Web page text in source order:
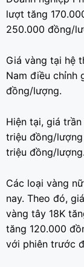
lượt tăng
250.000 đồng/
Giá vàng tại hệ
Nam điều chỉnh
đồng/lượng.
Hiện tại, giá
triệu đồng/
triệu đồng/lượng.
Các loại vàng
nay. Theo đó,
vàng tây 18K
tăng 120.000
với phiên trước